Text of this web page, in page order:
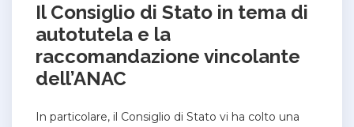
Il Consiglio di Stato in tema di
autotutela e la
raccomandazione vincolante
dell’ANAC
In particolare, il Consiglio di Stato vi ha colto una